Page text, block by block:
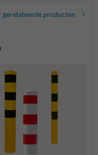
gerelateerde producten